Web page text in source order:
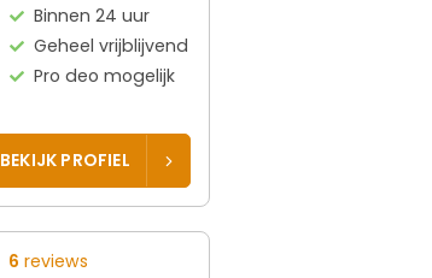
Binnen 24 uur
Geheel vrijblijvend
Pro deo mogelijk
BEKIJK PROFIEL
6 reviews